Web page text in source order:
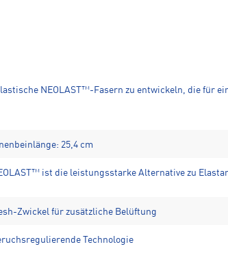
NEOLAST™-Fasern zu entwickeln, die für
25,4 cm
ist die leistungsstarke Alternative zu
Zwickel für zusätzliche Belüftung
Technologie